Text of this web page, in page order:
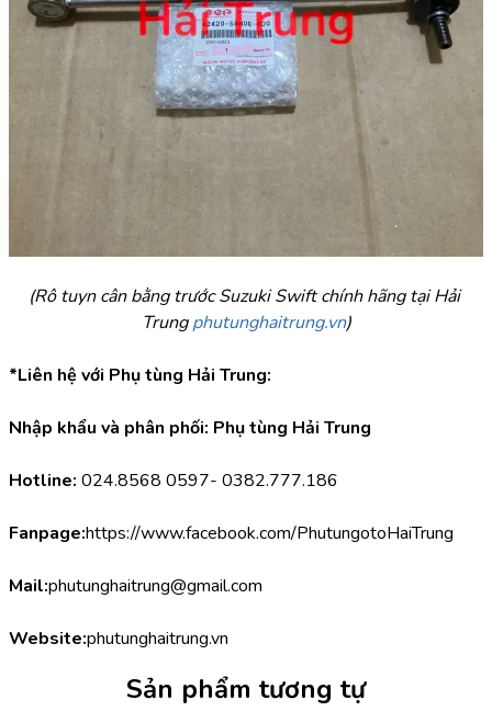
(Rô tuyn cân bằng trước Suzuki Swift chính hãng tại Hải
Trung phutunghaitrung.vn)
*Liên hệ với Phụ tùng Hải Trung:
Nhập khẩu và phân phối: Phụ tùng Hải Trung
Hotline: 024.8568 0597- 0382.777.186
Fanpage:https://www.facebook.com/PhutungotoHaiTrung
Mail:phutunghaitrung@gmail.com
Website:phutunghaitrung.vn
Sản phẩm tương tự